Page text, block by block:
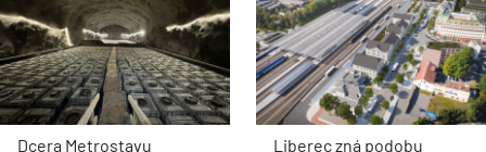
Dcera Metrostavu
Liberec zná podobu